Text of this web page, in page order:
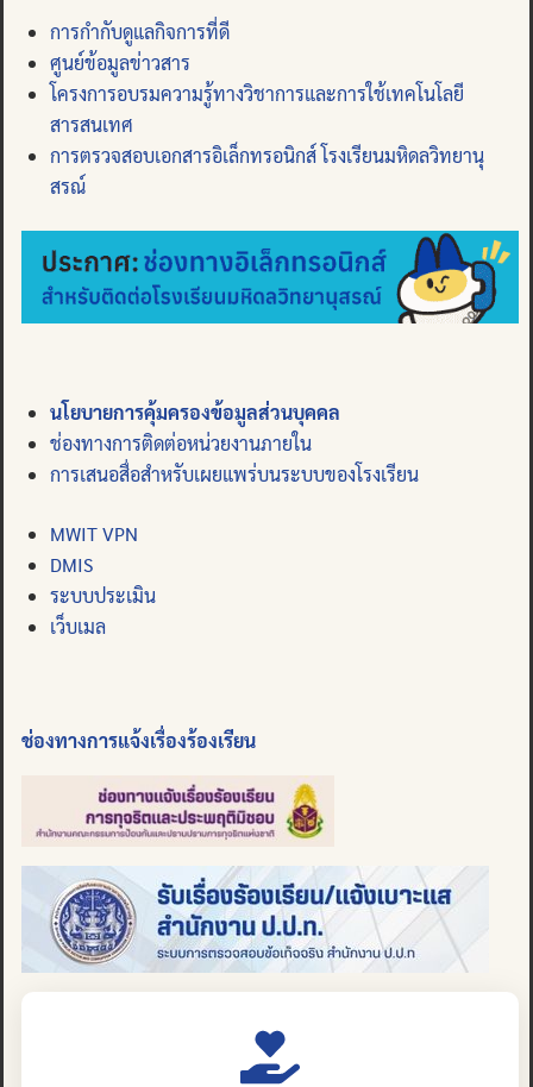
การกำกับดูแลกิจการที่ดี
ศูนย์ข้อมูลข่าวสาร
โครงการอบรมความรู้ทางวิชาการและการใช้เทคโนโลยี
สารสนเทศ
การตรวจสอบเอกสารอิเล็กทรอนิกส์ โรงเรียนมหิดลวิทยานุ
สรณ์
นโยบายการคุ้มครองข้อมูลส่วนบุคคล
ช่องทางการติดต่อหน่วยงานภายใน
การเสนอสื่อสำหรับเผยแพร่บนระบบของโรงเรียน
MWIT VPN
DMIS
ระบบประเมิน
เว็บเมล
ช่องทางการแจ้งเรื่องร้องเรียน